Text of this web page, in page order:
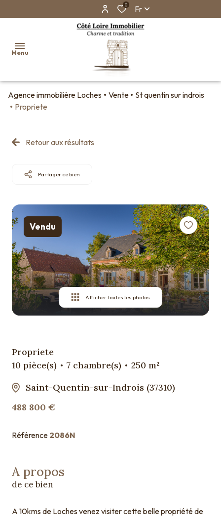
0 Fr
Menu
Biens
vendus
estimer
ligne
Qui
sommes
nous ?
Contact
Agence immobilière Loches Vente
St quentin sur indrois
Propriete
Retour aux résultats
Partager ce bien
Vendu
Afficher toutes les photos
Propriete
10 pièce(s)
7 chambre(s)
250 m²
Saint-Quentin-sur-Indrois (37310)
488 800 €
Référence 2086N
A propos
de ce bien
A 10kms de Loches venez visiter cette belle propriété de